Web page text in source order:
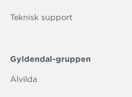
Teknisk support
Gyldendal-gruppen
Alvilda